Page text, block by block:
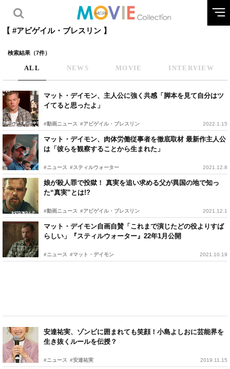
【 #アビゲイル・ブレスリン 】
検索結果（7件）
ALL NEWS MOVIE INTERVIEW
マット・デイモン、主人公に強く共感「脚本を見て自分はツ
イてると思ったよ」
#動画ニュース #アビゲイル・ブレスリン 2022.1.15
マット・デイモン、肉体労働従事者を徹底取材 最新作主人公
は「彼らを観察することから生まれた」
#ニュース #スティルウォーター 2021.12.8
娘が殺人罪で投獄！ 真実を追い求める父が異国の地で知っ
た“真実”とは!?
#動画ニュース #アビゲイル・ブレスリン 2021.12.1
マット・デイモン自画自賛「これまで演じたどの役よりすば
らしい」『スティルウォーター』22年1月公開
#ニュース #マット・デイモン 2021.10.19
安達祐実、ゾンビに囲まれても笑顔！小島よしおに芸能界を
生き抜くルールを伝授？
#ニュース #安達祐実 2019.11.15